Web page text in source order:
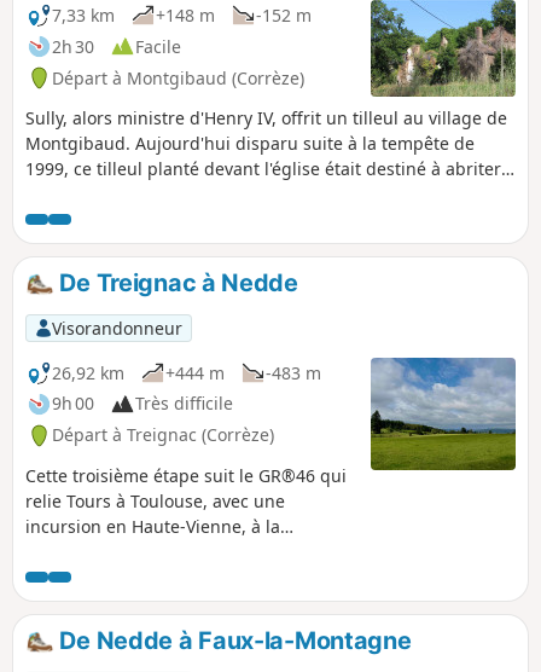
7,33 km
+148 m
-152 m
2h 30
Facile
Départ à Montgibaud (Corrèze)
Sully, alors ministre d'Henry IV, offrit un tilleul au village de
Montgibaud. Aujourd'hui disparu suite à la tempête de
1999, ce tilleul planté devant l'église était destiné à abriter
circuit dans la campagne limousine longe des sources qui
courent dans les chemins, traverse des sous-bois, pour
arriver dans les hameaux ou déboucher dans des prés
vallonnés. On profitera d'une belle vue sur la motte de
Coursaleix et de Plazat.
De Treignac à Nedde
Visorandonneur
26,92 km
+444 m
-483 m
9h 00
Très difficile
Départ à Treignac (Corrèze)
Cette troisième étape suit le GR®46 qui
relie Tours à Toulouse, avec une
incursion en Haute-Vienne, à la
dynamique situé au cœur de la vallée
de la Vienne.
De Nedde à Faux-la-Montagne